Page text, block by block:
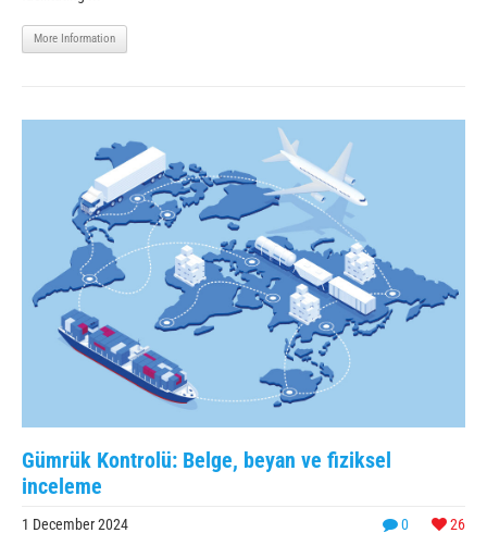
More Information
Gümrük Kontrolü: Belge, beyan ve fiziksel
inceleme
0 26
1 December 2024